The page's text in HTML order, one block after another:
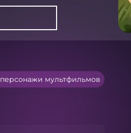
персонажи мультфильмов